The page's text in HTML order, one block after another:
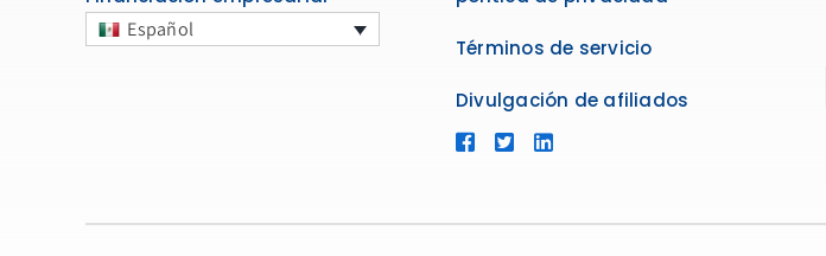
Español
Términos de servicio
Divulgación de afiliados